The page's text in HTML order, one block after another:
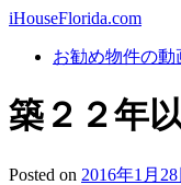
iHouseFlorida.com
お勧め物件の動
築２２年
Posted on 2016年1月28